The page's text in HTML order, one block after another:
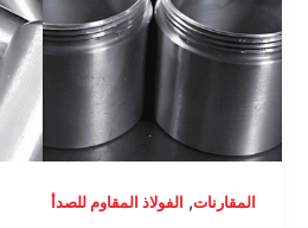
المقارنات, الفولاذ المقاوم للصدأ